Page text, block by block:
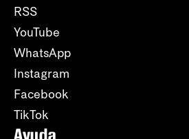
RSS
YouTube
WhatsApp
Instagram
Facebook
TikTok